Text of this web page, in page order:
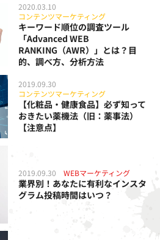
2020.03.10
コンテンツマーケティング
キーワード順位の調査ツール
「Advanced WEB
RANKING（AWR）」とは？目
的、調べ方、分析方法
2019.09.30
コンテンツマーケティング
【化粧品・健康食品】必ず知って
おきたい薬機法（旧：薬事法）
【注意点】
2019.09.30 WEBマーケティング
業界別！あなたに有利なインスタ
グラム投稿時間はいつ？